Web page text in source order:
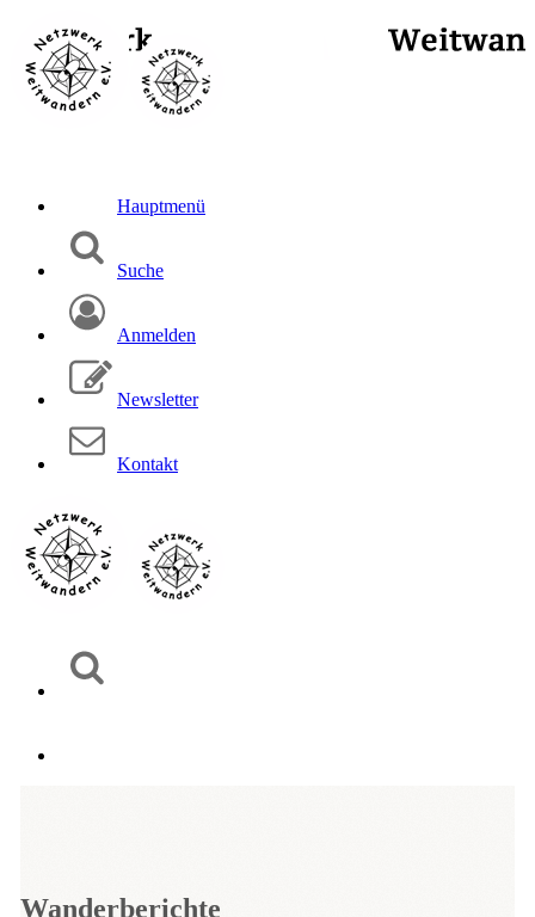
Hauptmenü
Suche
Anmelden
Newsletter
Kontakt
Wanderberichte